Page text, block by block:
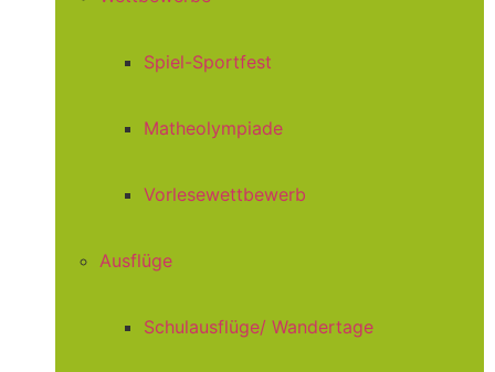
Spiel-Sportfest
Matheolympiade
Vorlesewettbewerb
Ausflüge
Schulausflüge/ Wandertage